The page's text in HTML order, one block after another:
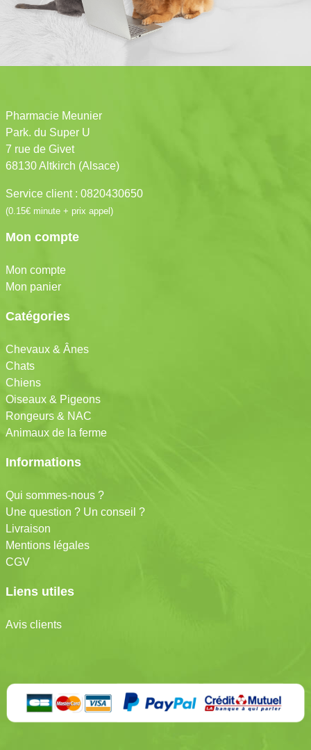
Pharmacie Meunier
Park. du Super U
7 rue de Givet
68130 Altkirch (Alsace)
Service client : 0820430650
(0.15€ minute + prix appel)
Mon compte
Mon compte
Mon panier
Catégories
Chevaux & Ânes
Chats
Chiens
Oiseaux & Pigeons
Rongeurs & NAC
Animaux de la ferme
Informations
Qui sommes-nous ?
Une question ? Un conseil ?
Livraison
Mentions légales
CGV
Liens utiles
Avis clients